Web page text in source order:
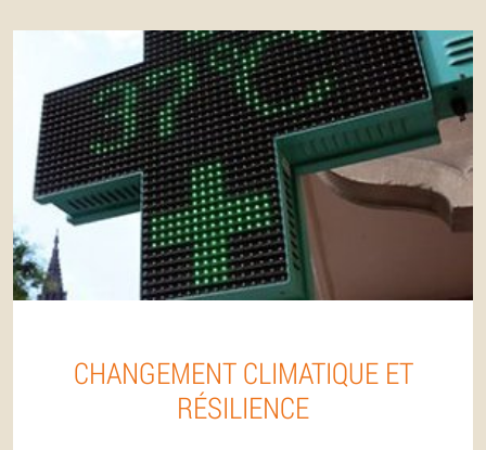
CHANGEMENT CLIMATIQUE ET
RÉSILIENCE